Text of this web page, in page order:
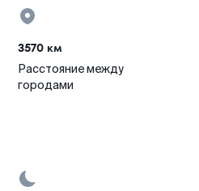
3570 км
Расстояние между
городами